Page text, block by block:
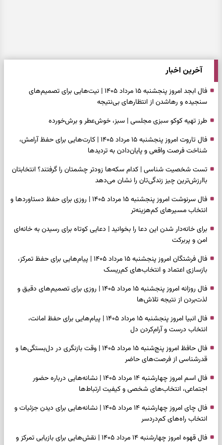
آخرین اخبار
فال ابجد امروز پنجشنبه ۱۵ مرداد ۱۴۰۵ | نیت‌هایی برای تصمیم‌های
سنجیده و رهاشدن از انتظارهای بی‌نتیجه
طرز تهیه کوکو سبزی مجلسی | سبز، خوش‌عطر و برش‌خورده
فال تاروت امروز پنجشنبه ۱۵ مرداد ۱۴۰۵ | کارت‌هایی برای حفظ آرامش،
شناخت فرصت واقعی و پایان‌دادن به تردیدها
تست شخصیت شناسی | کدام سکه‌ها زودتر چشمتان را گرفتند؟ انتخابتان
باارزش‌ترین چیز زندگی‌تان را نشان می‌دهد
فال سرنوشت امروز پنجشنبه ۱۵ مرداد ۱۴۰۵ | روزی برای حفظ دستاوردها و
انتخاب مسیرهای کم‌هزینه‌تر
برای خانه‌دار شدن این دعا را بخوانید | دعایی کوتاه برای رسیدن به خانه‌ای
امن و پربرکت
فال فرشتگان امروز پنجشنبه ۱۵ مرداد ۱۴۰۵ | پیام‌هایی برای حفظ تمرکز،
بازسازی اعتماد و انتخاب‌های کم‌ریسک
فال روزانه امروز پنجشنبه ۱۵ مرداد ۱۴۰۵ | روزی برای تصمیم‌های دقیق و
لذت‌بردن از نتیجه تلاش‌ها
فال انبیا امروز پنجشنبه ۱۵ مرداد ۱۴۰۵ | پیام‌هایی برای حفظ امانت،
انتخاب درست و آرام‌کردن دل
فال حافظ امروز پنج‌شنبه ۱۵ مرداد ۱۴۰۵ | وقت بازنگری در دل‌بستگی‌ها و
قدرشناسی از فرصت‌های حاضر
فال اسم امروز چهارشنبه ۱۴ مرداد ۱۴۰۵ | نشانه‌هایی درباره حضور
اجتماعی، انتخاب‌های شخصی و کیفیت ارتباط‌ها
فال چای امروز چهارشنبه ۱۴ مرداد ۱۴۰۵ | نشانه‌هایی برای دیدن جزئیات و
انتخاب راه‌های کم‌دردسر
فال قهوه امروز چهارشنبه ۱۴ مرداد ۱۴۰۵ | نقش‌هایی برای بازیابی تمرکز و